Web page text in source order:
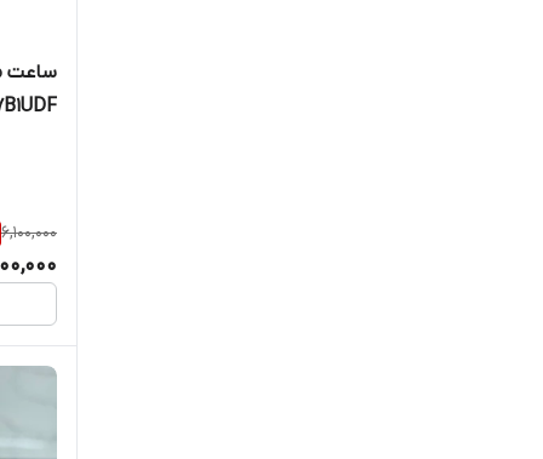
ساعت
6,100,000